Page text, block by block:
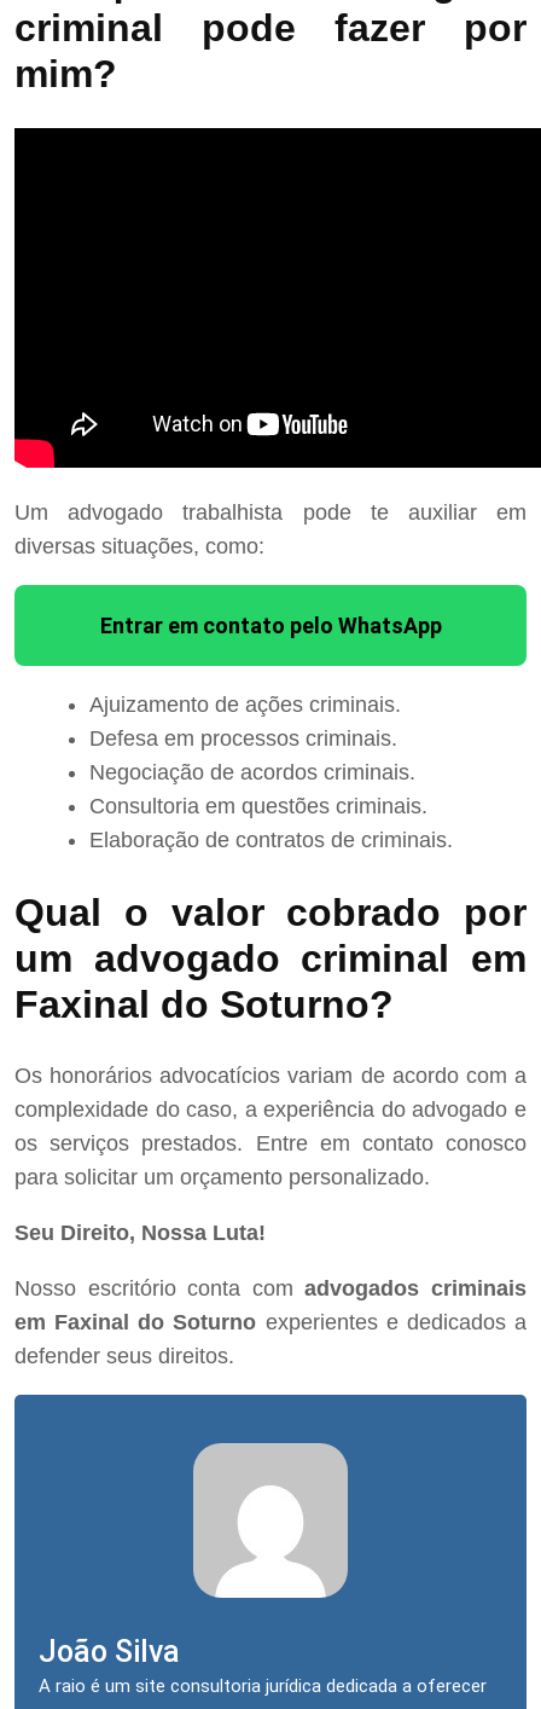
criminal pode fazer por
mim?
Um advogado trabalhista pode te auxiliar em
diversas situações, como:
Entrar em contato pelo WhatsApp
Ajuizamento de ações criminais.
Defesa em processos criminais.
Negociação de acordos criminais.
Consultoria em questões criminais.
Elaboração de contratos de criminais.
Qual o valor cobrado por
um advogado criminal em
Faxinal do Soturno?
Os honorários advocatícios variam de acordo com a
complexidade do caso, a experiência do advogado e
os serviços prestados. Entre em contato conosco
para solicitar um orçamento personalizado.
Seu Direito, Nossa Luta!
Nosso escritório conta comadvogados criminais
em Faxinal do Soturno experientes e dedicados a
defender seus direitos.
João Silva
A raio é um site consultoria jurídica dedicada a oferecer